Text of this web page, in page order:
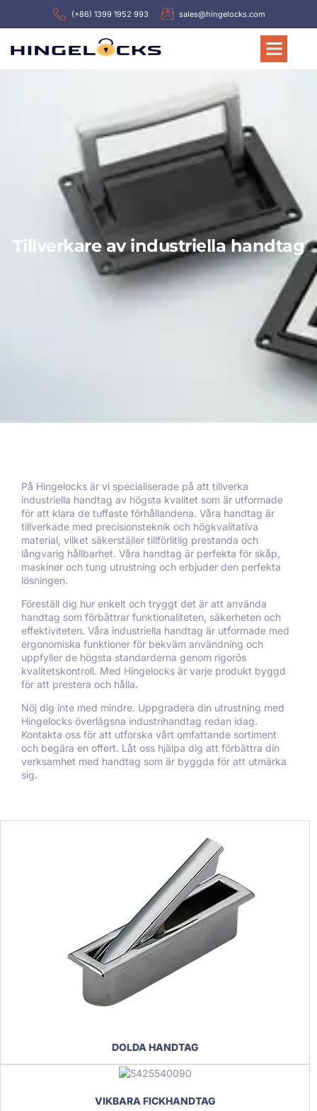
(+86) 1399 1952 993 sales@hingelocks.com
Tillverkare av industriella handtag
På Hingelocks är vi specialiserade på att tillverka
industriella handtag av högsta kvalitet som är utformade
för att klara de tuffaste förhållandena. Våra handtag är
tillverkade med precisionsteknik och högkvalitativa
material, vilket säkerställer tillförlitlig prestanda och
långvarig hållbarhet. Våra handtag är perfekta för skåp,
maskiner och tung utrustning och erbjuder den perfekta
lösningen.
Föreställ dig hur enkelt och tryggt det är att använda
handtag som förbättrar funktionaliteten, säkerheten och
effektiviteten. Våra industriella handtag är utformade med
ergonomiska funktioner för bekväm användning och
uppfyller de högsta standarderna genom rigorös
kvalitetskontroll. Med Hingelocks är varje produkt byggd
för att prestera och hålla.
Nöj dig inte med mindre. Uppgradera din utrustning med
Hingelocks överlägsna industrihandtag redan idag.
Kontakta oss för att utforska vårt omfattande sortiment
och begära en offert. Låt oss hjälpa dig att förbättra din
verksamhet med handtag som är byggda för att utmärka
sig.
DOLDA HANDTAG
VIKBARA FICKHANDTAG